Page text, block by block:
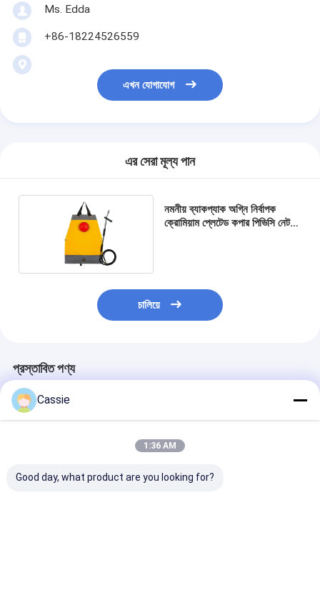
Ms. Edda
+86-18224526559
এখন যোগাযোগ
এর সেরা মূল্য পান
নমনীয় ব্যাকপ্যাক অগ্নি নির্বাপক
ক্রোমিয়াম প্লেটেড কপার পিভিসি নেট
চালিয়ে
প্রস্তাবিত পণ্য
Cassie
1:36 AM
Good day, what product are you looking for?